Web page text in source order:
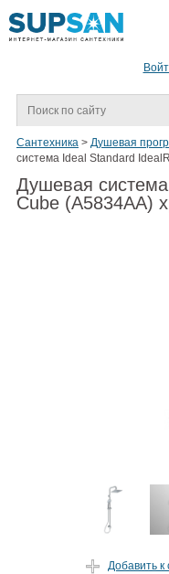
Сантехника > Душевая
система Ideal Standard
Душевая
Cube (A5834AA)
Добавить